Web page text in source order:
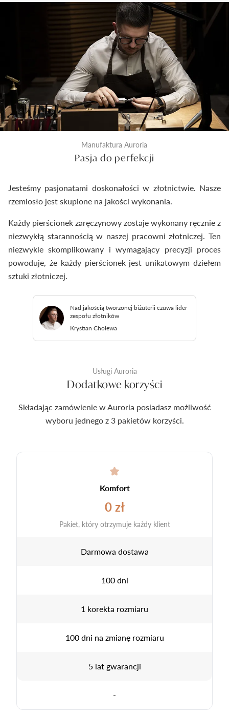
kontrola odlewu i diamentu przed rozpoczęciem
prac złotniczych. Drugi wykonywany jest na etapie
produkcji po wykonaniu biżuterii. Ostateczna
kontrola następuje tuż przed zamknięciem
pierścionka do pudełeczka. Dzięki temu
dostarczymy Ci wyroby jubilerskie najwyższej klasy.
Manufaktura Auroria
Pasja do perfekcji
Jesteśmy pasjonatami doskonałości w złotnictwie. Nasze
rzemiosło jest skupione na jakości wykonania.
Każdy pierścionek zaręczynowy zostaje wykonany ręcznie z
niezwykłą starannością w naszej pracowni złotniczej. Ten
niezwykle skomplikowany i wymagający precyzji proces
powoduje, że każdy pierścionek jest unikatowym dziełem
sztuki złotniczej.
Nad jakością tworzonej biżuterii czuwa lider
zespołu złotników
Krystian Cholewa
Usługi Auroria
Dodatkowe korzyści
Składając zamówienie w Auroria posiadasz możliwość
wyboru jednego z 3 pakietów korzyści.
Komfort
0 zł
Pakiet, który otrzymuje każdy klient
Darmowa dostawa
100 dni
1 korekta rozmiaru
100 dni na zmianę rozmiaru
5 lat gwarancji
-